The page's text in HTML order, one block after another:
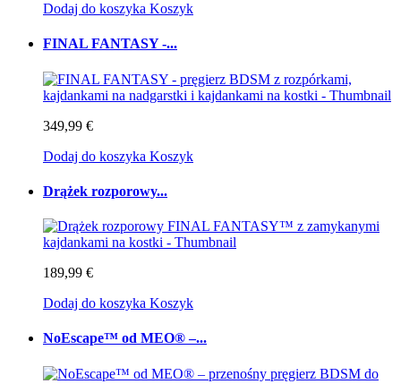
Dodaj do koszyka Koszyk
FINAL FANTASY -...
349,99 €
Dodaj do koszyka Koszyk
Drążek rozporowy...
189,99 €
Dodaj do koszyka Koszyk
NoEscape™ od MEO® –...